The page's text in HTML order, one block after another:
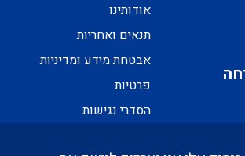
אודותינו
תנאים ואחריות
אבטחת מידע ומדיניות
פרטיות
הסדרי נגישות